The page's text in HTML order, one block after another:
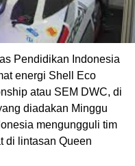
Pendidikan Indonesia
energi Shell Eco
atau SEM DWC, di
diadakan Minggu
mengungguli tim
di lintasan Queen